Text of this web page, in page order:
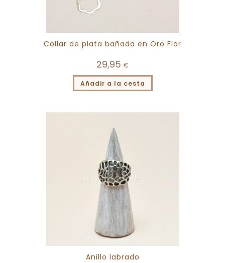
Collar de plata bañada en Oro Flor
29,95 €
Añadir a la cesta
Anillo labrado